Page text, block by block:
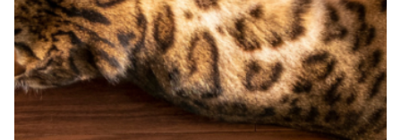
sa nature sociable et de son attachement à ses
propriétaires. Il est rare de voir un chat Burmese se
comporter de manière distante ou indifférente. En
effet, ils cherchent activement l'interaction humaine et
n'hésitent pas à suivre leurs propriétaires dans la
maison, à la recherche de câlins et d'attention. Leur